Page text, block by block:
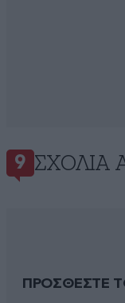
9 ΣΧΌΛΙΑ
ΠΡΟΣΘΕΣΤΕ